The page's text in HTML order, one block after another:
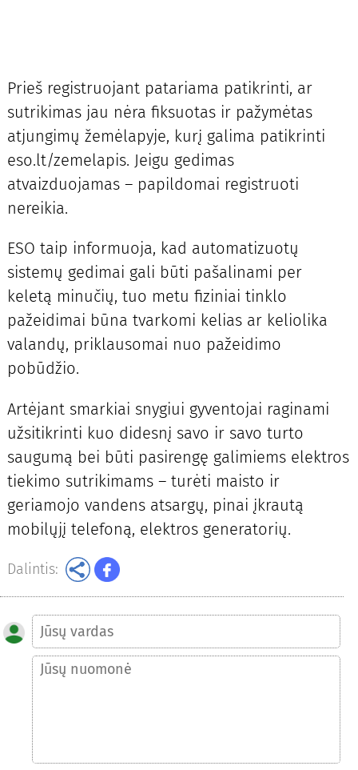
Prieš registruojant patariama patikrinti, ar
sutrikimas jau nėra fiksuotas ir pažymėtas
atjungimų žemėlapyje, kurį galima patikrinti
eso.lt/zemelapis. Jeigu gedimas
atvaizduojamas – papildomai registruoti
nereikia.
ESO taip informuoja, kad automatizuotų
sistemų gedimai gali būti pašalinami per
keletą minučių, tuo metu fiziniai tinklo
pažeidimai būna tvarkomi kelias ar keliolika
valandų, priklausomai nuo pažeidimo
pobūdžio.
Artėjant smarkiai snygiui gyventojai raginami
užsitikrinti kuo didesnį savo ir savo turto
saugumą bei būti pasirengę galimiems elektros
tiekimo sutrikimams – turėti maisto ir
geriamojo vandens atsargų, pinai įkrautą
mobilųjį telefoną, elektros generatorių.
Dalintis: